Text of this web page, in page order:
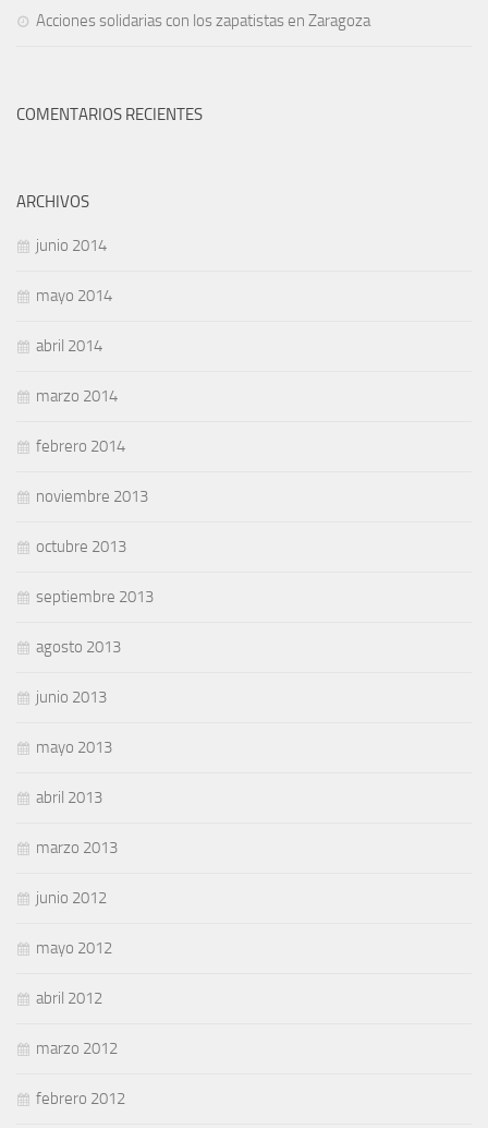
Acciones solidarias con los zapatistas en Zaragoza
COMENTARIOS RECIENTES
ARCHIVOS
junio 2014
mayo 2014
abril 2014
marzo 2014
febrero 2014
noviembre 2013
octubre 2013
septiembre 2013
agosto 2013
junio 2013
mayo 2013
abril 2013
marzo 2013
junio 2012
mayo 2012
abril 2012
marzo 2012
febrero 2012